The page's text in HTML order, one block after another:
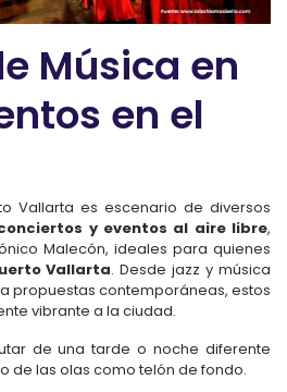
Música en
en el
Vallarta es escenario de diversos
y eventos al aire libre,
Malecón, ideales para quienes
Vallarta. Desde jazz y música
propuestas contemporáneas, estos
vibrante a la ciudad.
de una tarde o noche diferente
de las olas como telón de fondo.